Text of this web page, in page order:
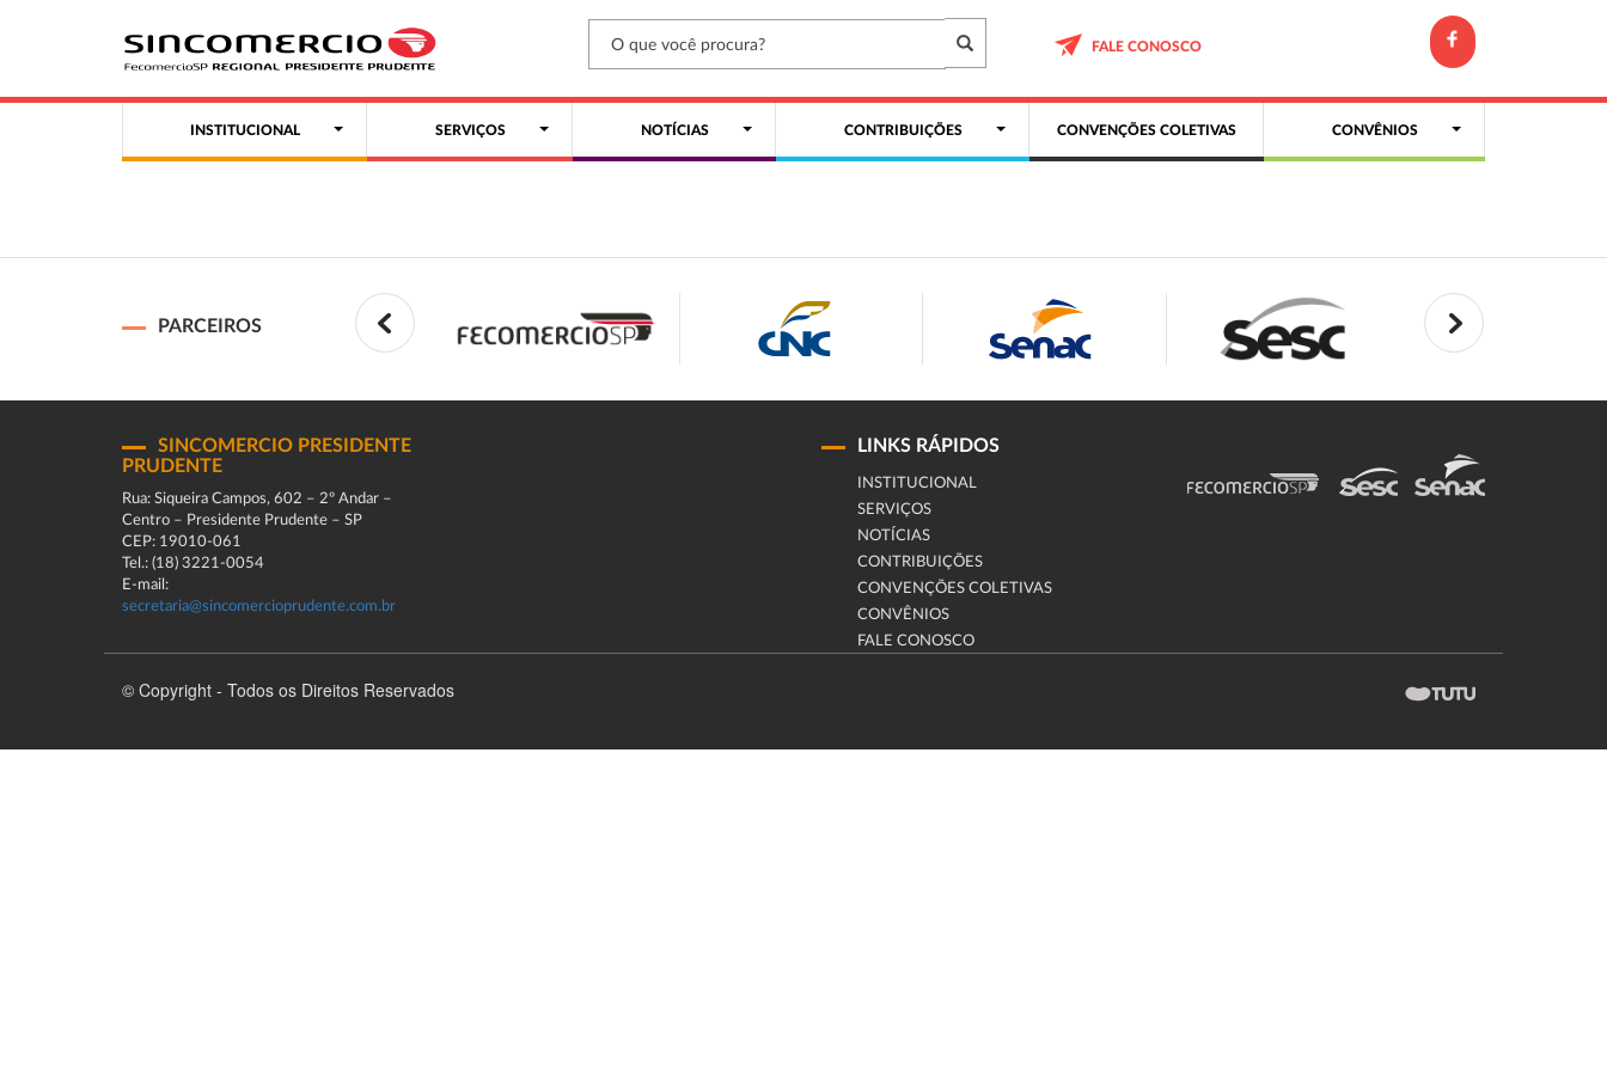
FALE CONOSCO
INSTITUCIONAL SERVIÇOS NOTÍCIAS CONTRIBUIÇÕES CONVENÇÕES COLETIVAS CONVÊNIOS
PARCEIROS
SINCOMERCIO PRESIDENTE
PRUDENTE
Rua: Siqueira Campos, 602 – 2º Andar –
Centro – Presidente Prudente – SP
CEP: 19010-061
Tel.: (18) 3221-0054
E-mail:
secretaria@sincomercioprudente.com.br
LINKS RÁPIDOS
INSTITUCIONAL
SERVIÇOS
NOTÍCIAS
CONTRIBUIÇÕES
CONVENÇÕES COLETIVAS
CONVÊNIOS
FALE CONOSCO
© Copyright - Todos os Direitos Reservados